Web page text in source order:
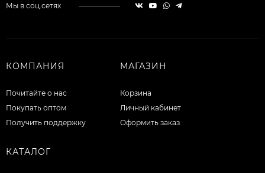
Мы в соц.сетях
КОМПАНИЯ
Почитайте о нас
Покупать оптом
Получить поддержку
МАГАЗИН
Корзина
Личный кабинет
Оформить заказ
КАТАЛОГ